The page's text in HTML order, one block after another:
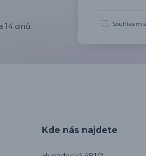
14 dnů. Souhlasím
Kde nás najdete